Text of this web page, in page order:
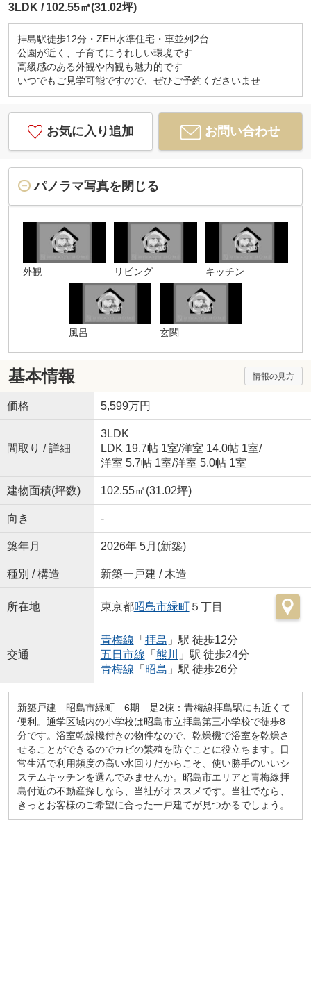
3LDK 102.55㎡(31.02坪)
拝島駅徒歩12分・ZEH水準住宅・車並列2台
公園が近く、子育てにうれしい環境です
高級感のある外観や内観も魅力的です
いつでもご見学可能ですので、ぜひご予約くださいませ
お気に入り追加 お問い合わせ
パノラマ写真を閉じる
外観 リビング キッチン
風呂 玄関
基本情報 情報の見方
価格 5,599万円
間取り / 詳細
3LDK
LDK 19.7帖 1室/洋室 14.0帖 1室/
洋室 5.7帖 1室/洋室 5.0帖 1室
建物面積(坪数) 102.55㎡(31.02坪)
向き -
築年月 2026年 5月(新築)
種別 / 構造 新築一戸建 / 木造
所在地 東京都昭島市緑町５丁目
交通
青梅線 「 拝島 」駅 徒歩12分
五日市線 「 熊川
」駅 徒歩24分
青梅線 「 昭島 」駅 徒歩26分
新築戸建 昭島市緑町 6期 是2棟：青梅線拝島駅にも近くて
便利。通学区域内の小学校は昭島市立拝島第三小学校で徒歩8
分です。浴室乾燥機付きの物件なので、乾燥機で浴室を乾燥さ
せることができるのでカビの繁殖を防ぐことに役立ちます。日
常生活で利用頻度の高い水回りだからこそ、使い勝手のいいシ
ステムキッチンを選んでみませんか。昭島市エリアと青梅線拝
島付近の不動産探しなら、当社がオススメです。当社でなら、
きっとお客様のご希望に合った一戸建てが見つかるでしょう。